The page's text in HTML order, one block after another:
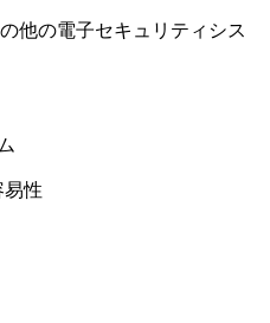
他の電子セキュリティシス
易性